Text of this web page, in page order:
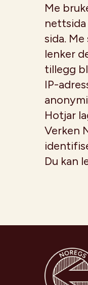
Me
nettsida
sida.
lenker
tillegg
IP-
Hotjar
Verken
Du kan